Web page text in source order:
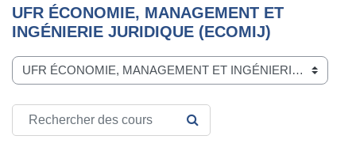
UFR ÉCONOMIE, MANAGEMENT ET
INGÉNIERIE JURIDIQUE (ECOMIJ)
Catégories de cours
Rechercher des cours
RECHERCHER DES COURS